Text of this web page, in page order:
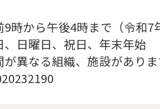
9時から午後4時まで（令
日曜日、祝日、年末年始
が異なる組織、施設があり